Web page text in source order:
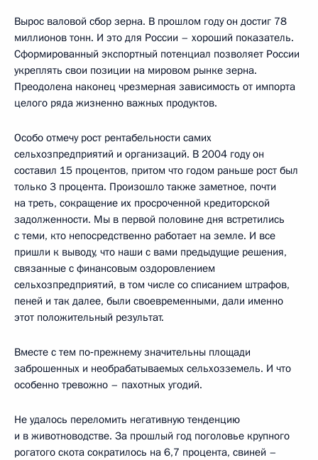
Вырос валовой сбор зерна. В прошлом году он достиг 78
миллионов тонн. И это для России – хороший показатель.
Сформированный экспортный потенциал позволяет России
укреплять свои позиции на мировом рынке зерна.
Преодолена наконец чрезмерная зависимость от импорта
целого ряда жизненно важных продуктов.
Особо отмечу рост рентабельности самих
сельхозпредприятий и организаций. В 2004 году он
составил 15 процентов, притом что годом раньше рост был
только 3 процента. Произошло также заметное, почти
на треть, сокращение их просроченной кредиторской
задолженности. Мы в первой половине дня встретились
с теми, кто непосредственно работает на земле. И все
пришли к выводу, что наши с вами предыдущие решения,
связанные с финансовым оздоровлением
сельхозпредприятий, в том числе со списанием штрафов,
пеней и так далее, были своевременными, дали именно
этот положительный результат.
Вместе с тем по‑прежнему значительны площади
заброшенных и необрабатываемых сельхозземель. И что
особенно тревожно – пахотных угодий.
Не удалось переломить негативную тенденцию
и в животноводстве. За прошлый год поголовье крупного
рогатого скота сократилось на 6,7 процента, свиней –